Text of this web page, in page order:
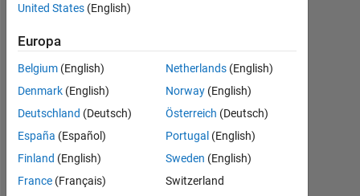
Jan.
2021
1
Antwort
Aktualisiert
2 Jan. 2021
United States (English)
Europa
Belgium (English)
Denmark (English)
Deutschland (Deutsch)
España (Español)
Finland (English)
France (Français)
Netherlands (English)
Norway (English)
Österreich (Deutsch)
Portugal (English)
Sweden (English)
Switzerland